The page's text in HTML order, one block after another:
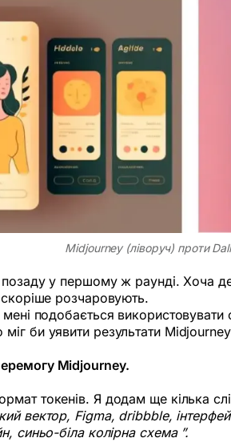
Midjourney (ліворуч) проти
у першому ж раунді. Хоча
розчаровують.
подобається
би уявити результати
Midjourney.
токенів. Я додам ще кілька
вектор, Figma, dribbble,
синьо-біла колірна схема ”.